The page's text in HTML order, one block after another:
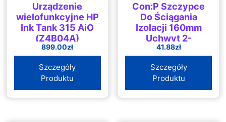
Urządzenie
wielofunkcyjne HP
Ink Tank 315 AiO
(Z4B04A)
899.00zł
Szczegóły
Produktu
Con:P Szczypce
Do Ściągania
Izolacji 160mm
Uchwyt 2-
Komponentowy
CPT178160
41.88zł
Szczegóły
Produktu